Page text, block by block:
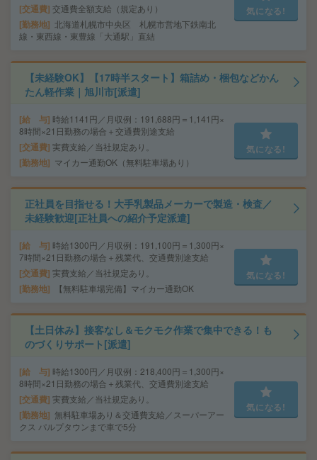
交通費 交通費全額支給（規定あり）
勤務地
北海道札幌市中央区 札幌市営地下鉄南北
線・東西線・東豊線「大通駅」直結
気になる!
【未経験OK】【17時半スタート】箱詰め・梱包などかん
たん軽作業｜旭川市[派遣]
給 与 時給1141円／月収例：191,688円＝1,141円×
8時間×21日勤務の場合＋交通費別途支給
交通費 実費支給／当社規定あり。
勤務地 マイカー通勤OK（無料駐車場あり）
気になる!
正社員を目指せる！大手乳製品メーカーで製造・検査／
未経験歓迎[正社員への紹介予定派遣]
給 与 時給1300円／月収例：191,100円＝1,300円×
7時間×21日勤務の場合＋残業代、交通費別途支給
交通費 実費支給／当社規定あり。
勤務地 【無料駐車場完備】マイカー通勤OK
気になる!
【土日休み】接客なし＆モクモク作業で集中できる！も
のづくりサポート[派遣]
給 与 時給1300円／月収例：218,400円＝1,300円×
8時間×21日勤務の場合＋残業代、交通費別途支給
交通費 実費支給／当社規定あり。
勤務地 無料駐車場あり＆交通費支給／スーパーアー
クス パルプタウンまで車で5分
気になる!